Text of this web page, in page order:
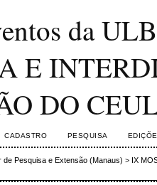
da
E
DO
CADASTRO PESQUISA
Pesquisa e Extensão (Manaus) > IX